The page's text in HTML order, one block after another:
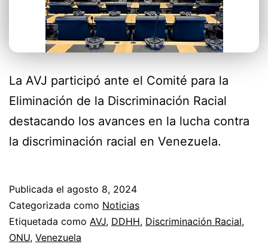
La AVJ participó ante el Comité para la
Eliminación de la Discriminación Racial
destacando los avances en la lucha contra
la discriminación racial en Venezuela.
Publicada el agosto 8, 2024
Categorizada como Noticias
Etiquetada como AVJ, DDHH, Discriminación Racial,
ONU, Venezuela